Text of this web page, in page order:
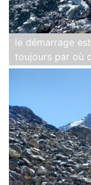
le démarrage
toujours par où